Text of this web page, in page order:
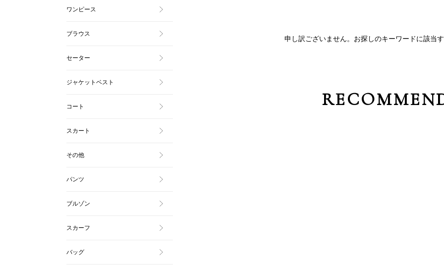
申し訳ございません。 お探しのキーワードに該当
ワンピース
ブラウス
セーター
ジャケットベスト
コート
スカート
その他
パンツ
ブルゾン
スカーフ
バッグ